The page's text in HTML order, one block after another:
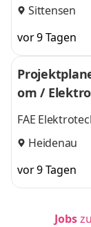
Sittensen
vor 9 Tagen
om /
FAE
Heidenau
vor 9 Tagen
Jobs